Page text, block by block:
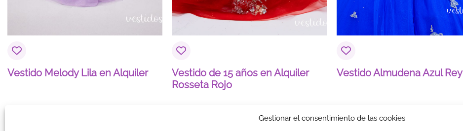
Gestionar el consentimiento de las cookies
Vestido Melody Lila en Alquiler
Vestido de 15 años en Alquiler
Rosseta Rojo
Vestido Almudena Azul Rey